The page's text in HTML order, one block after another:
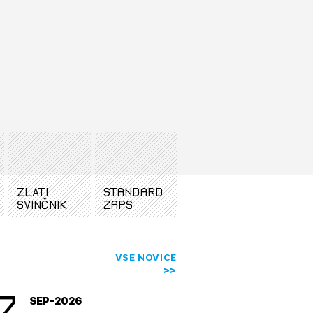
ZLATI
SVINČNIK
standard
zaps
VSE NOVICE
SEP-2026